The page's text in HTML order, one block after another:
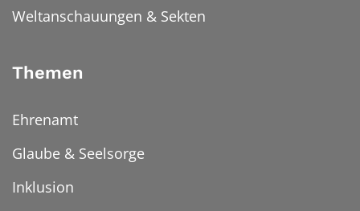
Weltanschauungen & Sekten
Themen
Ehrenamt
Glaube & Seelsorge
Inklusion